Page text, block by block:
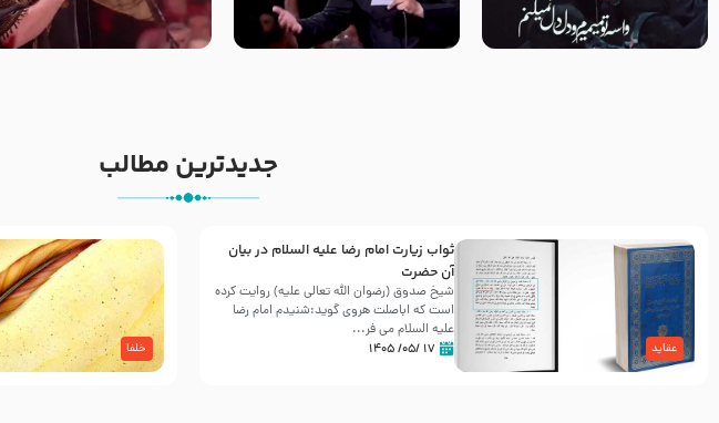
مصداق کربلا – حاج حسین سیب
شور ، حسینا! به‌ حق زهرا «أُنْظُرْ
إِلَینا» – عزاداری شب هفتم ماه
جانا جانا ابی عبدالله – کربلایی
جواد مقدم – شب هشتم محرم
جدیدترین مطالب
عقاید
ثواب زیارت امام رضا علیه السلام در بیان
آن حضرت
شیخ صدوق (رضوان الله تعالی علیه) روایت کرده
است که اباصلت هروی گوید:شنیدم امام رضا
علیه السلام می فر...
۱۷ /۰۵/ ۱۴۰۵ خلفا